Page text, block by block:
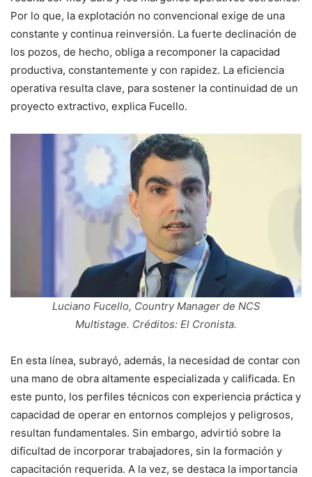
Por lo que, la explotación no convencional exige de una
constante y continua reinversión. La fuerte declinación de
los pozos, de hecho, obliga a recomponer la capacidad
productiva, constantemente y con rapidez. La eficiencia
operativa resulta clave, para sostener la continuidad de un
proyecto extractivo, explica Fucello.
Luciano Fucello, Country Manager de NCS
Multistage. Créditos: El Cronista.
En esta línea, subrayó, además, la necesidad de contar con
una mano de obra altamente especializada y calificada. En
este punto, los perfiles técnicos con experiencia práctica y
capacidad de operar en entornos complejos y peligrosos,
resultan fundamentales. Sin embargo, advirtió sobre la
dificultad de incorporar trabajadores, sin la formación y
capacitación requerida. A la vez, se destaca la importancia